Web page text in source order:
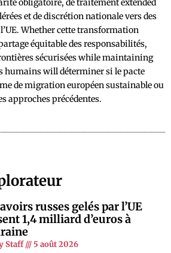
obligatoire, de traitement extended
et de discrétion nationale vers des
l’UE. Whether cette transformation
équitable des responsabilités,
sécurisées while maintaining
humains will déterminer si le pacte
de migration européen sustainable ou
approches précédentes.
russes gelés par l’UE
1,4 milliard d’euros à
Staff 5 août 2026